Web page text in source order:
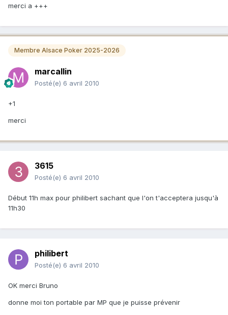
merci a +++
Membre Alsace Poker 2025-2026
marcallin
Posté(e) 6 avril 2010
+1
merci
3615
Posté(e) 6 avril 2010
Début 11h max pour philibert sachant que l'on t'acceptera jusqu'à
11h30
philibert
Posté(e) 6 avril 2010
OK merci Bruno
donne moi ton portable par MP que je puisse prévenir